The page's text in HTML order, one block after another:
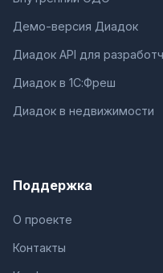
Демо-версия Диадок
Диадок API для
Диадок в 1С:Фреш
Диадок в недвижимости
Поддержка
О проекте
Контакты